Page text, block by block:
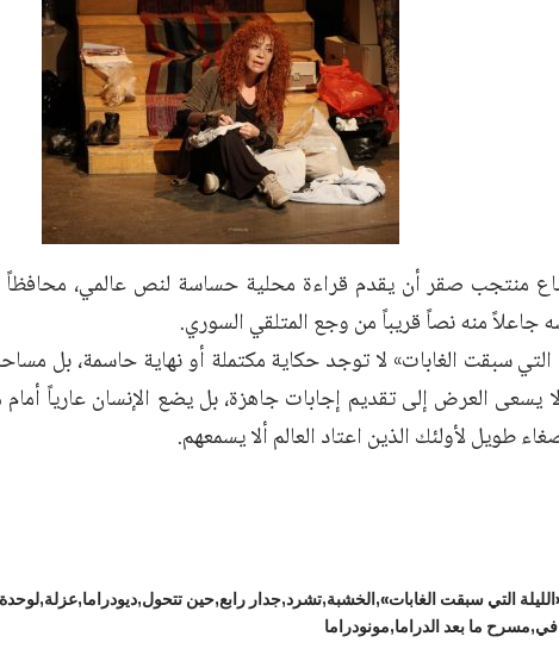
منتجب صقر أن يقدم قراءة محلية حساسة لنص عالمي، محافظاً
جاعلاً منه نصاً قريباً من وجع المتلقي السوري.
التي سبقت الغابات» لا توجد حكاية مكتملة أو نهاية حاسمة، بل
لا يسعى العرض إلى تقديم إجابات جاهزة، بل يضع الإنسان عارياً
طويل لأولئك الذين اعتاد العالم ألا يسمعهم.
التي سبقت الغابات» الخشبة تشرد جدار رابع حين تتحول ديودراما عزلة
مسرح ما بعد الدراما مونودراما